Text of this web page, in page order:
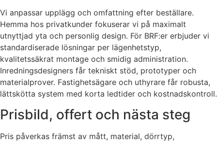
Vi anpassar upplägg och omfattning efter beställare.
Hemma hos privatkunder fokuserar vi på maximalt
utnyttjad yta och personlig design. För BRF:er erbjuder vi
standardiserade lösningar per lägenhetstyp,
kvalitetssäkrat montage och smidig administration.
Inredningsdesigners får tekniskt stöd, prototyper och
materialprover. Fastighetsägare och uthyrare får robusta,
lättskötta system med korta ledtider och kostnadskontroll.
Prisbild, offert och nästa steg
Pris påverkas främst av mått, material, dörrtyp,